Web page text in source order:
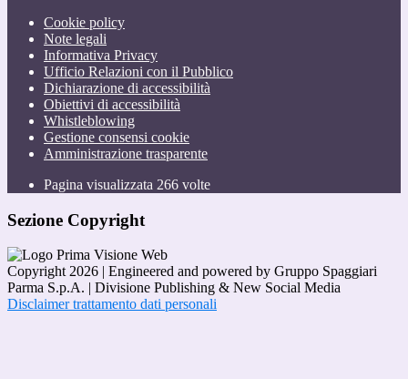
Cookie policy
Note legali
Informativa Privacy
Ufficio Relazioni con il Pubblico
Dichiarazione di accessibilità
Obiettivi di accessibilità
Whistleblowing
Gestione consensi cookie
Amministrazione trasparente
Pagina visualizzata 266 volte
Sezione Copyright
Copyright 2026 | Engineered and powered by Gruppo Spaggiari
Parma S.p.A. | Divisione Publishing & New Social Media
Disclaimer trattamento dati personali